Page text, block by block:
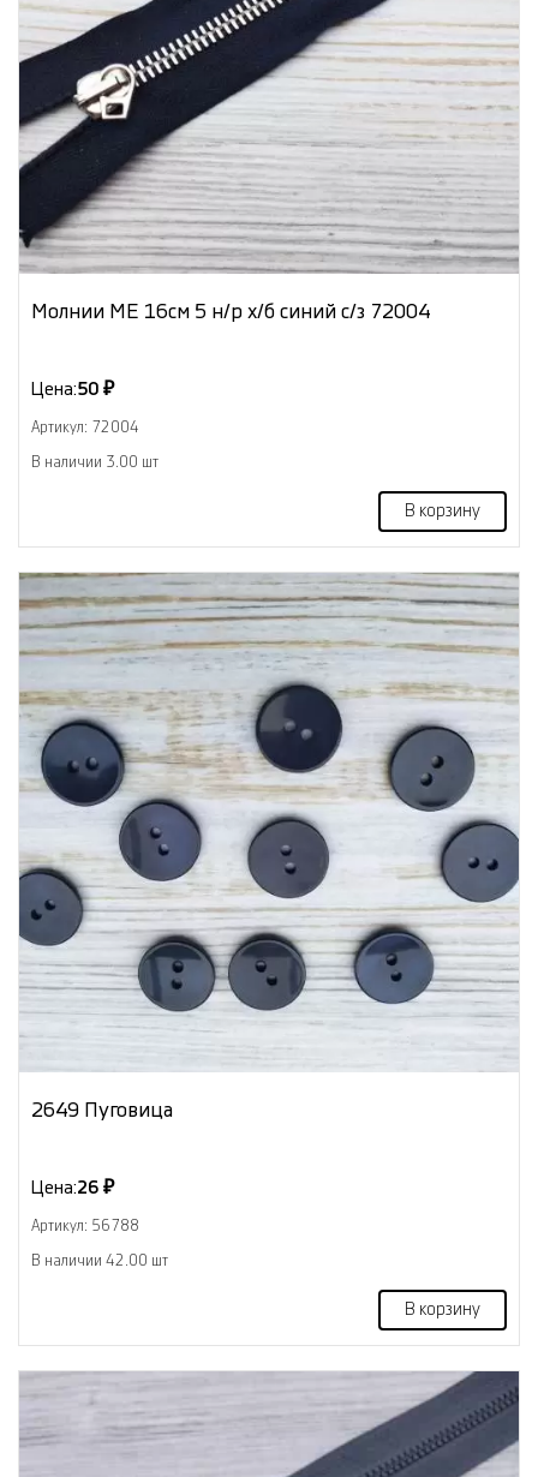
Молнии МЕ 16см 5 н/р х/б синий с/з 72004
Цена:50 ₽
Артикул: 72004
В наличии 3.00 шт
В корзину
2649 Пуговица
Цена:26 ₽
Артикул: 56788
В наличии 42.00 шт
В корзину